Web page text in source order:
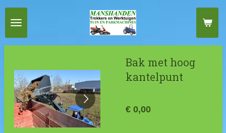
Ga
direct
naar
Bak met hoog
kantelpunt
€ 0,00